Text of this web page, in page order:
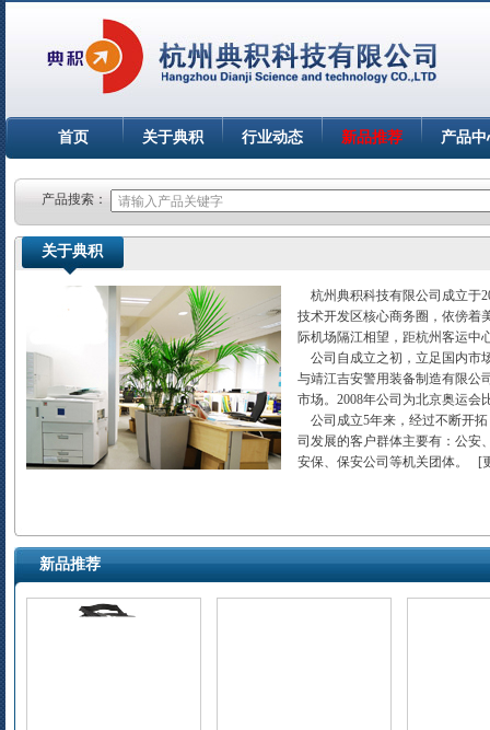
首页 关于典积 行业动态 新品推荐 产品中
产品搜索：
关于典积
杭州典积科技有限公司成立于
技术开发区核心商务圈，依傍着
际机场隔江相望，距杭州客运中
公司自成立之初，立足国内市
与靖江吉安警用装备制造有限公
市场。2008年公司为北京奥运会
公司成立5年来，经过不断开
司发展的客户群体主要有：公安
安保、保安公司等机关团体。 [
新品推荐